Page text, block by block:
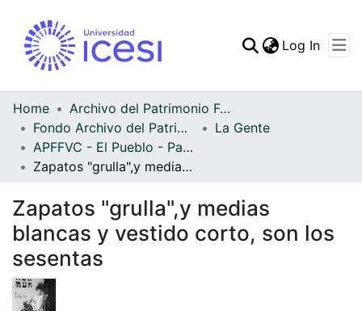
Statistics
Log In
Home
Archivo del Patrimonio Fotográfico y Fílmico del Valle del Cauca
Fondo Archivo del Patrimonio Fotográfico y Fílmico del Valle del Cauca
La Gente
APFFVC - El Pueblo - Patrimonial
Zapatos "grulla",y medias blancas y vestido corto, son los sesentas
Zapatos "grulla",y medias
blancas y vestido corto, son los
sesentas